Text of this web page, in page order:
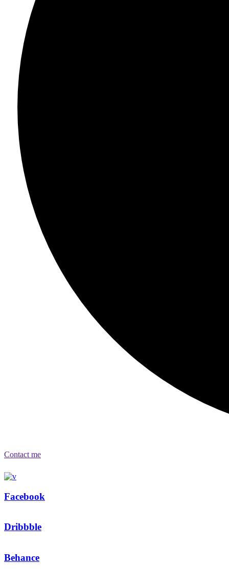
Contact me
Facebook
Dribbble
Behance